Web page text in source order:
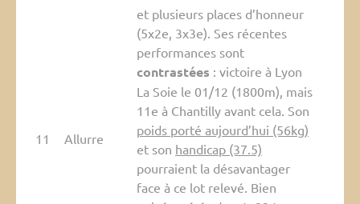
11 Allurre
et plusieurs places d’honneur
(5x2e, 3x3e). Ses récentes
performances sont
contrastées : victoire à Lyon
La Soie le 01/12 (1800m), mais
11e à Chantilly avant cela. Son
poids porté aujourd’hui (56kg)
et son handicap (37.5)
pourraient la désavantager
face à ce lot relevé. Bien